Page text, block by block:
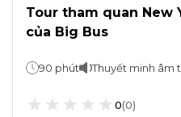
Tour tham quan New
của Big Bus
90 phút Thuyết minh âm
0(0)